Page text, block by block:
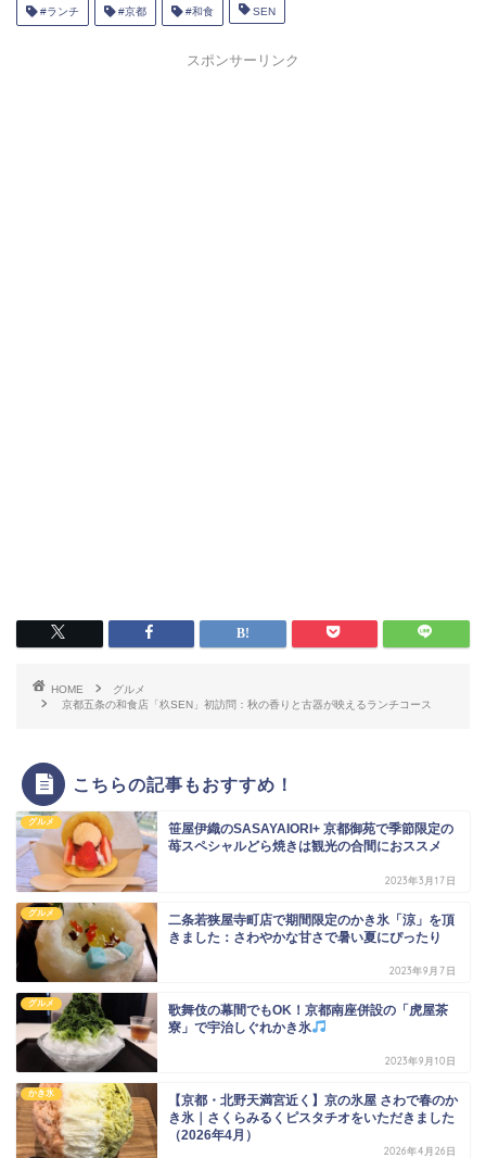
#ランチ #京都 #和食 SEN
スポンサーリンク
HOME
グルメ
京都五条の和食店「杦SEN」初訪問：秋の香りと古器が映えるランチコース
こちらの記事もおすすめ！
グルメ
笹屋伊織のSASAYAIORI+ 京都御苑で季節限定の
苺スペシャルどら焼きは観光の合間におススメ
2023年3月17日
グルメ
二条若狭屋寺町店で期間限定のかき氷「涼」を頂
きました：さわやかな甘さで暑い夏にぴったり
2023年9月7日
グルメ
歌舞伎の幕間でもOK！京都南座併設の「虎屋茶
寮」で宇治しぐれかき氷
2023年9月10日
かき氷
【京都・北野天満宮近く】京の氷屋 さわで春のか
き氷｜さくらみるくピスタチオをいただきました
（2026年4月）
2026年4月26日